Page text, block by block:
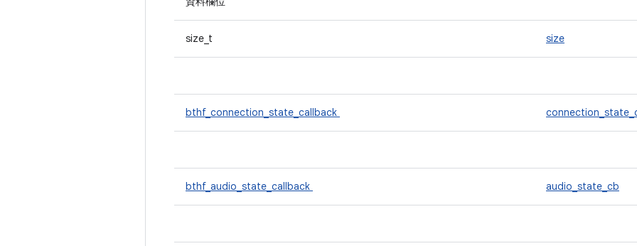
size_t size
bthf_connection_state_callback
bthf_audio_state_callback audio_state_cb